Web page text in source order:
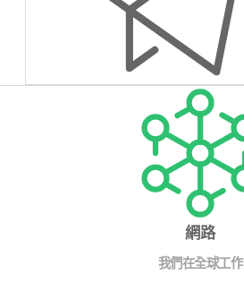
通过提交表格，数据将得到充分尊重隐私的
，以了解更多关于您的数据处理情况。
網路
我們在全球工作